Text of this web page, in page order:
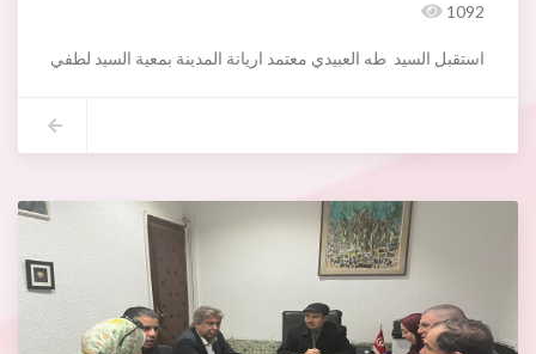
1092
استقبل السيد طه العبيدي معتمد اريانة المدينة بمعية السيد لطفي الدشراوي الكاتب
كما قام الوفد بزيارة مركز تعقيم الكلاب السائبة لبلدية اريانة